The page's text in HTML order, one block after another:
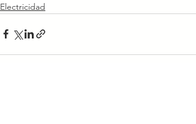
Electricidad